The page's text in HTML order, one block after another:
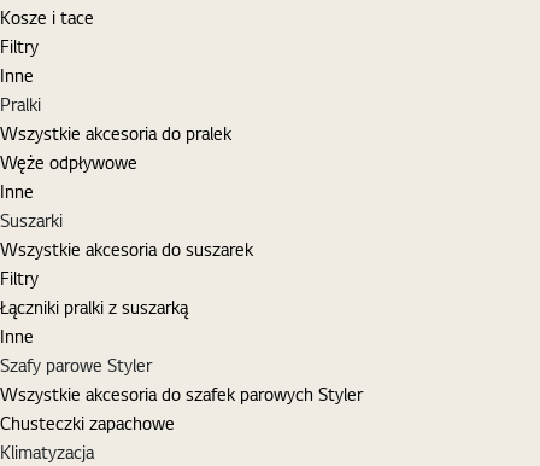
Kosze i tace
Filtry
Inne
Pralki
Wszystkie akcesoria do pralek
Węże odpływowe
Inne
Suszarki
Wszystkie akcesoria do suszarek
Filtry
Łączniki pralki z suszarką
Inne
Szafy parowe Styler
Wszystkie akcesoria do szafek parowych Styler
Chusteczki zapachowe
Klimatyzacja